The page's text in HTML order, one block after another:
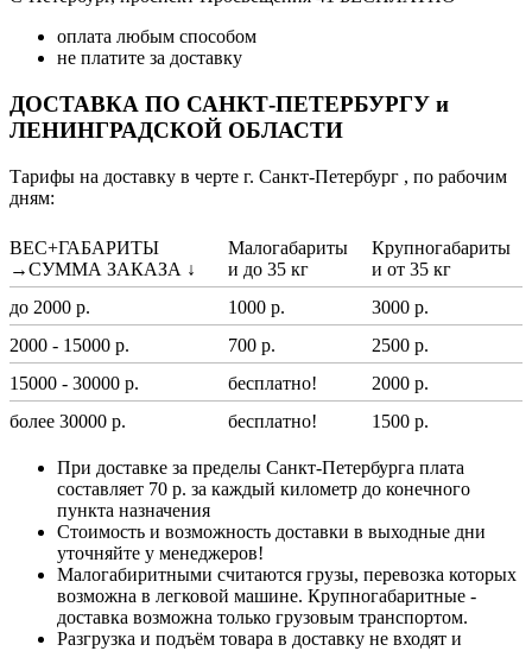
оплата любым способом
не платите за доставку
ДОСТАВКА ПО САНКТ-ПЕТЕРБУРГУ и
ЛЕНИНГРАДСКОЙ ОБЛАСТИ
Тарифы на доставку в черте г. Санкт-Петербург , по рабочим
дням:
ВЕС+ГАБАРИТЫ
→СУММА ЗАКАЗА ↓
Малогабариты
и до 35 кг
Крупногабариты
и от 35 кг
до 2000 р.
1000 р.
3000 р.
2000 - 15000 р.
700 р.
2500 р.
15000 - 30000 р.
бесплатно!
2000 р.
более 30000 р.
бесплатно! 1500 р.
При доставке за пределы Санкт-Петербурга плата
составляет 70 р. за каждый километр до конечного
пункта назначения
Стоимость и возможность доставки в выходные дни
уточняйте у менеджеров!
Малогабиритными считаются грузы, перевозка которых
возможна в легковой машине. Крупногабаритные -
доставка возможна только грузовым транспортом.
Разгрузка и подъём товара в доставку не входят и